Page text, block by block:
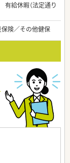
給休暇（法定通り
険／その他健保